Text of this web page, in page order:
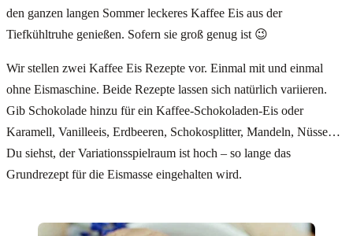
den ganzen langen Sommer leckeres Kaffee Eis aus der
Tiefkühltruhe genießen. Sofern sie groß genug ist 😉
Wir stellen zwei Kaffee Eis Rezepte vor. Einmal mit und einmal
ohne Eismaschine. Beide Rezepte lassen sich natürlich variieren.
Gib Schokolade hinzu für ein Kaffee-Schokoladen-Eis oder
Karamell, Vanilleeis, Erdbeeren, Schokosplitter, Mandeln, Nüsse…
Du siehst, der Variationsspielraum ist hoch – so lange das
Grundrezept für die Eismasse eingehalten wird.